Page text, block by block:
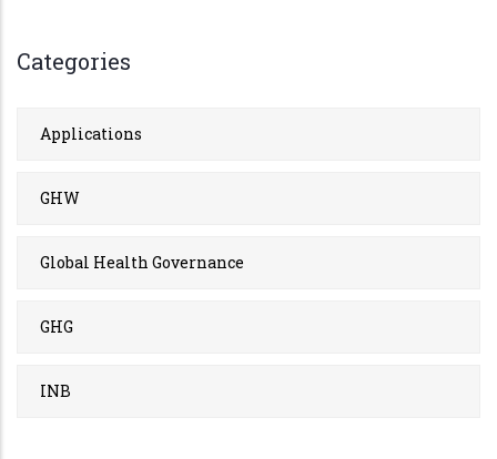
Categories
Applications
GHW
Global Health Governance
GHG
INB